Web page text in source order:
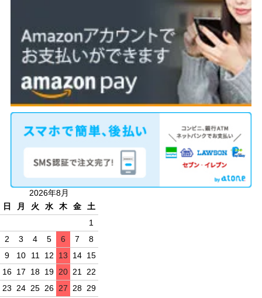
2026年8月
日
月 火 水 木 金
土
1
2
3 4 5 6 7
8
9
10 11 12 13 14 15
16 17 18 19 20 21
22
23
24 25 26 27 28 29